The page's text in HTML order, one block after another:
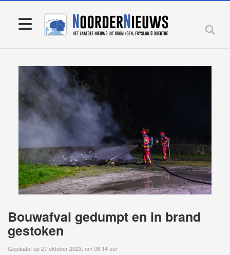
Bouwafval gedumpt en in brand
gestoken
Geplaatst op 27 oktober 2023, om 08:14 uur